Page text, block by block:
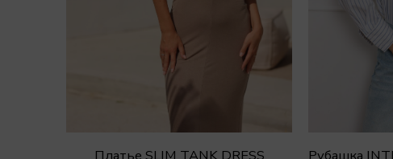
Платье SLIM TANK DRESS